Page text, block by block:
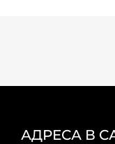
АДРЕСА В